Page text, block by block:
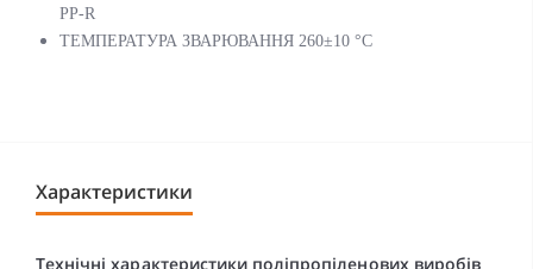
PP-R
ТЕМПЕРАТУРА ЗВАРЮВАННЯ 260±10 °C
Характеристики
Технічні характеристики поліпропіленових виробів